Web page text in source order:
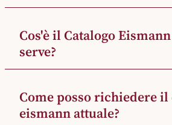
Cos'è il Catalogo
serve?
Come posso richiedere il
eismann attuale?